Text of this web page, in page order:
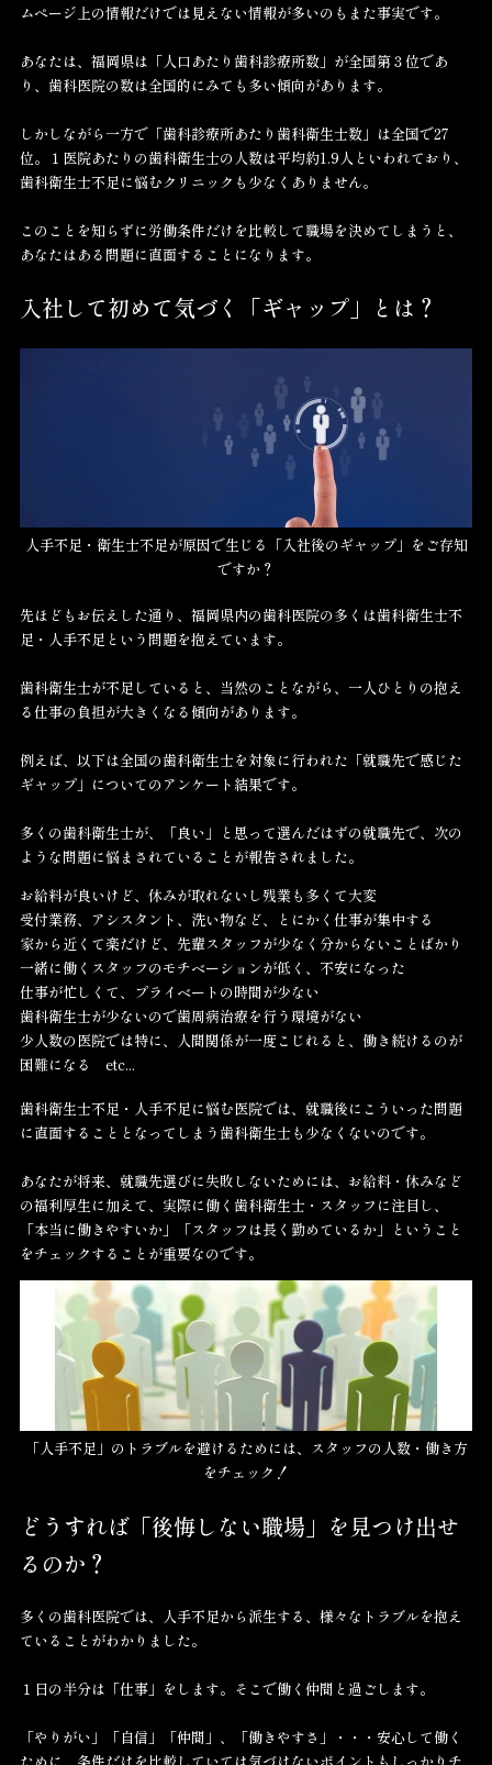
ムページ上の情報だけでは見えない情報が多いのもまた事実です。
あなたは、福岡県は「人口あたり歯科診療所数」が全国第３位であ
り、歯科医院の数は全国的にみても多い傾向があります。
しかしながら一方で「歯科診療所あたり歯科衛生士数」は全国で27
位。１医院あたりの歯科衛生士の人数は平均約1.9人といわれており、
歯科衛生士不足に悩むクリニックも少なくありません。
このことを知らずに労働条件だけを比較して職場を決めてしまうと、
あなたはある問題に直面することになります。
入社して初めて気づく「ギャップ」とは？
人手不足・衛生士不足が原因で生じる「入社後のギャップ」をご存知
ですか？
先ほどもお伝えした通り、福岡県内の歯科医院の多くは歯科衛生士不
足・人手不足という問題を抱えています。
歯科衛生士が不足していると、当然のことながら、一人ひとりの抱え
る仕事の負担が大きくなる傾向があります。
例えば、以下は全国の歯科衛生士を対象に行われた「就職先で感じた
ギャップ」についてのアンケート結果です。
多くの歯科衛生士が、「良い」と思って選んだはずの就職先で、次の
ような問題に悩まされていることが報告されました。
お給料が良いけど、休みが取れないし残業も多くて大変
受付業務、アシスタント、洗い物など、とにかく仕事が集中する
家から近くて楽だけど、先輩スタッフが少なく分からないことばかり
一緒に働くスタッフのモチベーションが低く、不安になった
仕事が忙しくて、プライベートの時間が少ない
歯科衛生士が少ないので歯周病治療を行う環境がない
少人数の医院では特に、人間関係が一度こじれると、働き続けるのが
困難になる etc...
歯科衛生士不足・人手不足に悩む医院では、就職後にこういった問題
に直面することとなってしまう歯科衛生士も少なくないのです。
あなたが将来、就職先選びに失敗しないためには、お給料・休みなど
の福利厚生に加えて、実際に働く歯科衛生士・スタッフに注目し、
「本当に働きやすいか」「スタッフは長く勤めているか」ということ
をチェックすることが重要なのです。
「人手不足」のトラブルを避けるためには、スタッフの人数・働き方
をチェック！
どうすれば「後悔しない職場」を見つけ出せ
るのか？
多くの歯科医院では、人手不足から派生する、様々なトラブルを抱え
ていることがわかりました。
１日の半分は「仕事」をします。そこで働く仲間と過ごします。
「やりがい」「自信」「仲間」、「働きやすさ」・・・安心して働く